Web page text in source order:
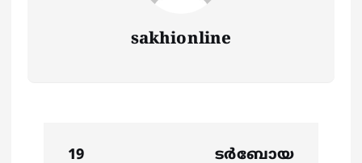
sakhionline
19
ടര്‍ബോയ